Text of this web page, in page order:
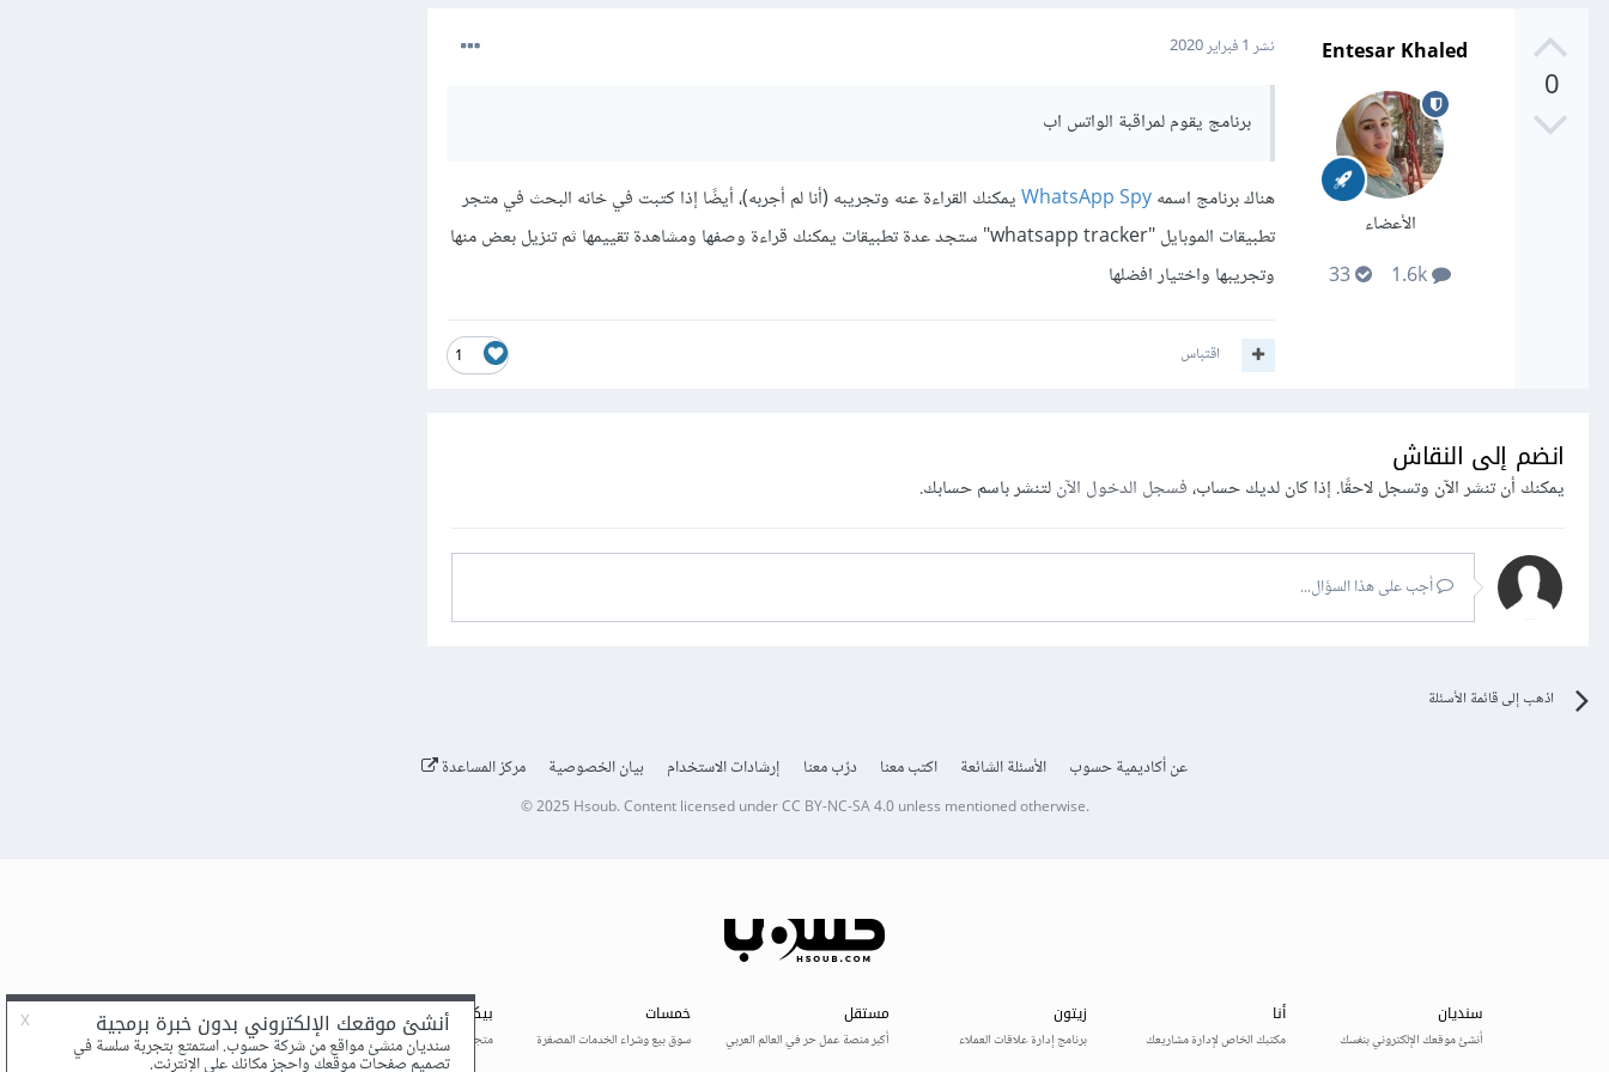
0
Entesar Khaled
الأعضاء
نشر 1 فبراير 2020
برنامج يقوم لمراقبة الواتس اب
هناك برنامج اسمهWhatsApp Spyيمكنك القراءة عنه وتجريبه (أنا لم أجربه)، أيضًا إذا كتبت في خانه البحث في متجر
تطبيقات الموبايل "whatsapp tracker" ستجد عدة تطبيقات يمكنك قراءة وصفها ومشاهدة تقييمها ثم تنزيل بعض منها
وتجريبها واختيار افضلها
1 اقتباس
انضم إلى النقاش
يمكنك أن تنشر الآن وتسجل لاحقًا. إذا كان لديك حساب،فسجل الدخول الآنلتنشر باسم حسابك.
أجب على هذا السؤال...
اذهب إلى قائمة الأسئلة
عن أكاديمية حسوب الأسئلة الشائعة اكتب معنا درّب معنا إرشادات الاستخدام بيان الخصوصية مركز المساعدة
© 2025 Hsoub.Content licensed underCC BY-NC-SA 4.0unless mentioned otherwise.